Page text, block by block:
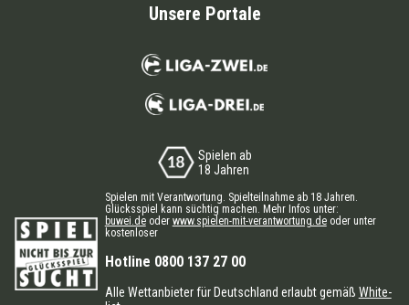
Unsere Portale
Spielen ab
18 Jahren
Spielen mit Verantwortung. Spielteilnahme ab 18 Jahren.
Glücksspiel kann süchtig machen. Mehr Infos unter:
buwei.deoder www.spielen-mit-verantwortung.deoder unter
kostenloser
Hotline 0800 137 27 00
Alle Wettanbieter für Deutschland erlaubt gemäß White-